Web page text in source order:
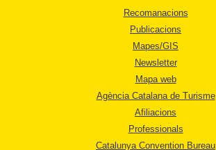
Recomanacions
Publicacions
Mapes/GIS
Newsletter
Mapa web
Agència Catalana de Turisme
Afiliacions
Professionals
Catalunya Convention Bureau